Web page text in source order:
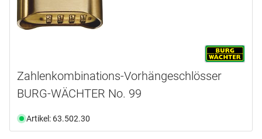
Zahlenkombinations-Vorhängeschlösser
BURG-WÄCHTER No. 99
Artikel: 63.502.30